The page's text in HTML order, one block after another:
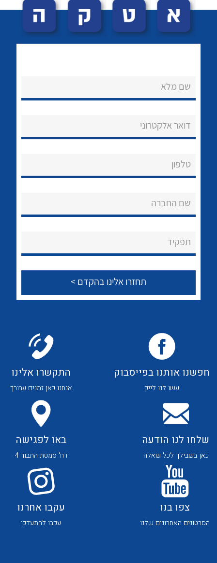
הצוות שלנו
שירותי תמיכה
לכל מוצרי היצרן לכל מוצרי היצרן
לכל מוצרי היצרן לכל מוצרי היצרן
לכל מוצרי היצרן לכל מוצרי היצרן
שם מלא
דואר אלקטרוני
טלפון
שם החברה
תפקיד
חפשנו אותנו בפייסבוק
עשו לנו לייק
התקשרו אלינו
אנחנו כאן זמנים עבורך
שלחו לנו הודעה
כאן בשבילך לכל שאלה
באו לפגישה
רח' סמטת התבור 4
צפו בנו
הסרטונים האחרונים שלנו
עקבו אחרנו
עקבו להתעדכן